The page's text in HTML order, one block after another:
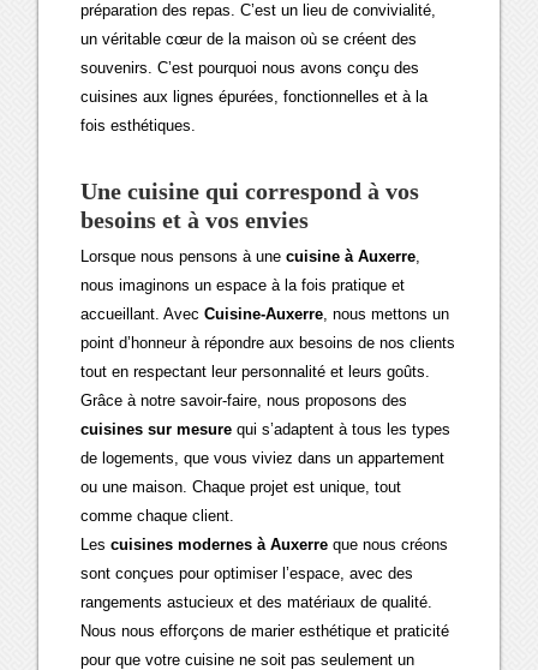
préparation des repas. C’est un lieu de convivialité,
un véritable cœur de la maison où se créent des
souvenirs. C’est pourquoi nous avons conçu des
cuisines aux lignes épurées, fonctionnelles et à la
fois esthétiques.
Une cuisine qui correspond à vos
besoins et à vos envies
Lorsque nous pensons à unecuisine à Auxerre,
nous imaginons un espace à la fois pratique et
accueillant. AvecCuisine-Auxerre, nous mettons un
point d’honneur à répondre aux besoins de nos clients
tout en respectant leur personnalité et leurs goûts.
Grâce à notre savoir-faire, nous proposons des
cuisines sur mesure qui s’adaptent à tous les types
de logements, que vous viviez dans un appartement
ou une maison. Chaque projet est unique, tout
comme chaque client.
Lescuisines modernes à Auxerre que nous créons
sont conçues pour optimiser l’espace, avec des
rangements astucieux et des matériaux de qualité.
Nous nous efforçons de marier esthétique et praticité
pour que votre cuisine ne soit pas seulement un